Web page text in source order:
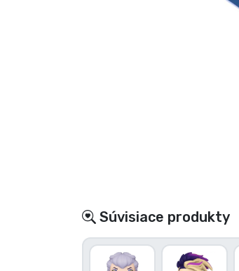
Súvisiace produkty
Zoradiť podľa športu
Zoradiť podľa hudby